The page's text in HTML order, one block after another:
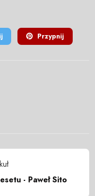
Przypnij
- Paweł Sito